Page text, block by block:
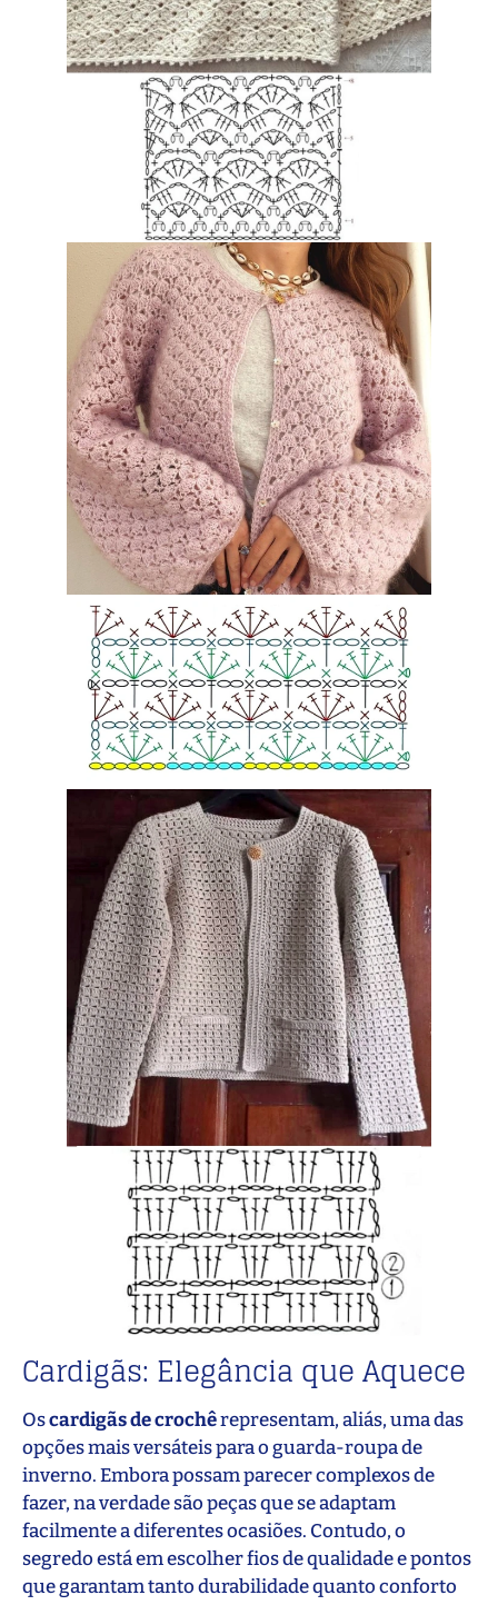
Cardigãs: Elegância que Aquece
Oscardigãs de crochêrepresentam, aliás, uma das
opções mais versáteis para o guarda-roupa de
inverno. Embora possam parecer complexos de
fazer, na verdade são peças que se adaptam
facilmente a diferentes ocasiões. Contudo, o
segredo está em escolher fios de qualidade e pontos
que garantam tanto durabilidade quanto conforto